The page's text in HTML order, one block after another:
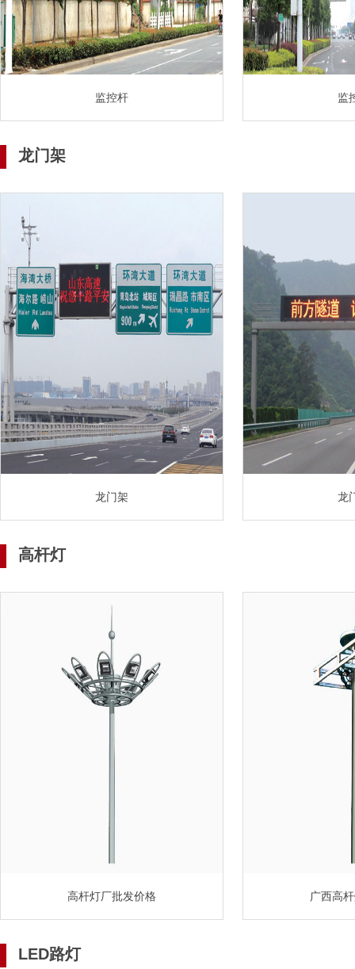
监控杆 监
龙门架
龙门架 龙
高杆灯
高杆灯厂批发价格 广西高
LED路灯